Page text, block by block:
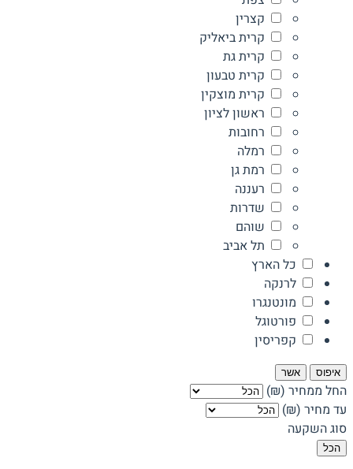
קצרין
קרית ביאליק
קרית גת
קרית טבעון
קרית מוצקין
ראשון לציון
רחובות
רמלה
רמת גן
רעננה
שדרות
שוהם
תל אביב
כל הארץ
לרנקה
מונטנגרו
פורטוגל
קפריסין
איפוס אשר
החל ממחיר (₪)
עד מחיר (₪)
סוג השקעה
הכל